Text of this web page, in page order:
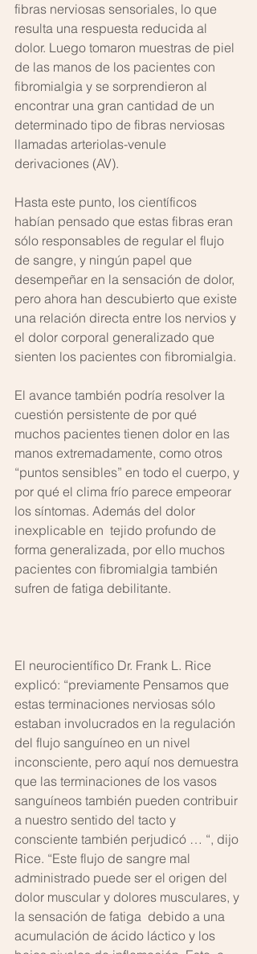
fibras nerviosas sensoriales, lo que
resulta una respuesta reducida al
dolor. Luego tomaron muestras de piel
de las manos de los pacientes con
fibromialgia y se sorprendieron al
encontrar una gran cantidad de un
determinado tipo de fibras nerviosas
llamadas arteriolas-venule
derivaciones (AV).
Hasta este punto, los científicos
habían pensado que estas fibras eran
sólo responsables de regular el flujo
de sangre, y ningún papel que
desempeñar en la sensación de dolor,
pero ahora han descubierto que existe
una relación directa entre los nervios y
el dolor corporal generalizado que
sienten los pacientes con fibromialgia.
El avance también podría resolver la
cuestión persistente de por qué
muchos pacientes tienen dolor en las
manos extremadamente, como otros
“puntos sensibles” en todo el cuerpo, y
por qué el clima frío parece empeorar
los síntomas. Además del dolor
inexplicable en  tejido profundo de
forma generalizada, por ello muchos
pacientes con fibromialgia también
sufren de fatiga debilitante.
El neurocientífico Dr. Frank L. Rice
explicó: “previamente Pensamos que
estas terminaciones nerviosas sólo
estaban involucrados en la regulación
del flujo sanguíneo en un nivel
inconsciente, pero aquí nos demuestra
que las terminaciones de los vasos
sanguíneos también pueden contribuir
a nuestro sentido del tacto y
consciente también perjudicó … “, dijo
Rice. “Este flujo de sangre mal
administrado puede ser el origen del
dolor muscular y dolores musculares, y
la sensación de fatiga  debido a una
acumulación de ácido láctico y los